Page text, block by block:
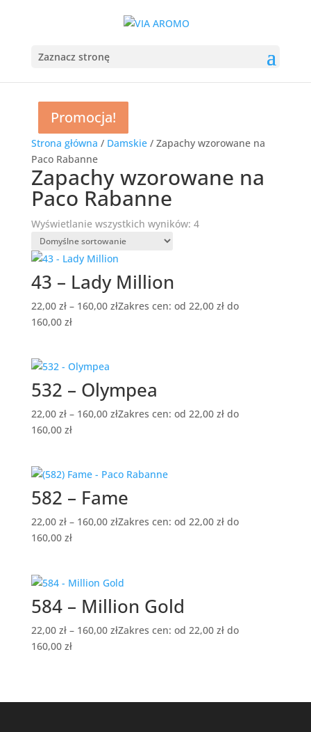
Zaznacz stronę
Strona główna / Damskie/ Zapachy wzorowane na
Paco Rabanne
Zapachy wzorowane na
Paco Rabanne
Wyświetlanie wszystkich wyników: 4
Promocja!
43 – Lady Million
22,00 zł – 160,00 złZakres cen: od 22,00 zł do
160,00 zł
Promocja!
532 – Olympea
22,00 zł – 160,00 złZakres cen: od 22,00 zł do
160,00 zł
Promocja!
582 – Fame
22,00 zł – 160,00 złZakres cen: od 22,00 zł do
160,00 zł
Promocja!
584 – Million Gold
22,00 zł – 160,00 złZakres cen: od 22,00 zł do
160,00 zł